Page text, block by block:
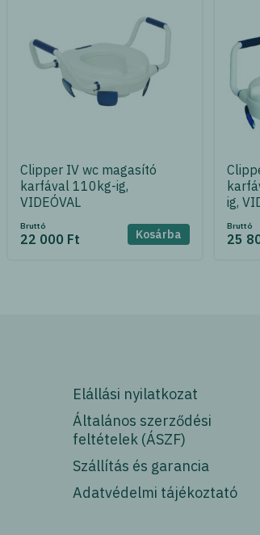
Clipper IV wc magasító
karfával 110kg-ig,
VIDEÓVAL
Bruttó
22 000 Ft Kosárba
ig,
Bruttó
25
Elállási nyilatkozat
Általános szerződési
feltételek (ÁSZF)
Szállítás és garancia
Adatvédelmi tájékoztató